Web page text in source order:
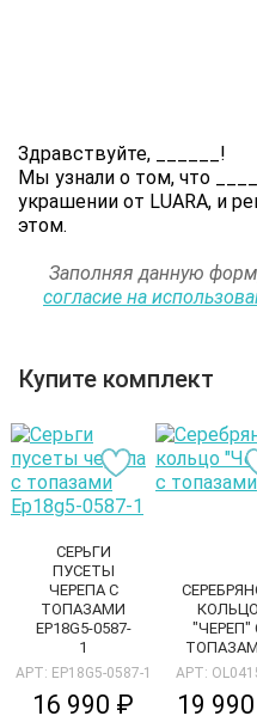
Здравствуйте,
!
Мы узнали о том, что
украшении от LUARA, и
этом.
Заполняя данную
согласие на
Купите комплект
СЕРЬГИ
ПУСЕТЫ
ЧЕРЕПА С
ТОПАЗАМИ
EP18G5-0587-
1
АРТ: EP18G5-0587-1
16 990 ₽
КОЛЬЦО
"ЧЕРЕП"
АРТ:
19